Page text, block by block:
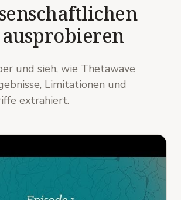
und sieh, wie Thetawave
Limitationen und
extrahiert.